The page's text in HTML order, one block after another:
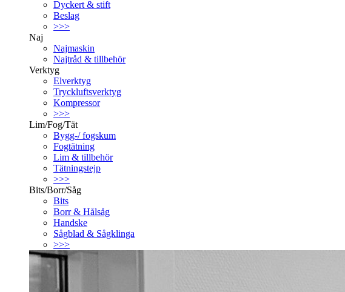
Dyckert & stift
Beslag
>>>
Naj
Najmaskin
Najtråd & tillbehör
Verktyg
Elverktyg
Tryckluftsverktyg
Kompressor
>>>
Lim/Fog/Tät
Bygg-/ fogskum
Fogtätning
Lim & tillbehör
Tätningstejp
>>>
Bits/Borr/Såg
Bits
Borr & Hålsåg
Handske
Sågblad & Sågklinga
>>>